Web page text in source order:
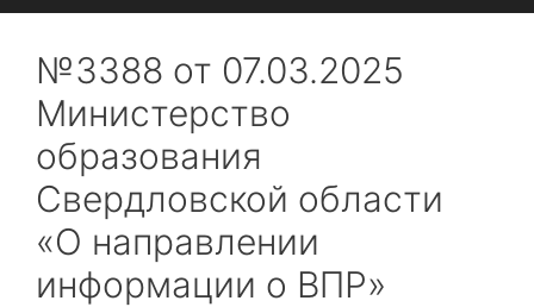
№3388 от 07.03.2025
Министерство
образования
Свердловской области
«О направлении
информации о ВПР»